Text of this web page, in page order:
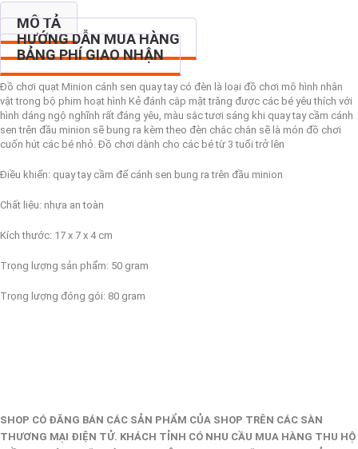
MÔ TẢ
HƯỚNG DẪN MUA HÀNG
BẢNG PHÍ GIAO NHẬN
Đồ chơi quạt Minion cánh sen quay tay có đèn là loại đồ chơi mô hình nhân
vật trong bộ phim hoạt hình Kẻ đánh cắp mặt trăng được các bé yêu thích với
hình dáng ngộ nghĩnh rất đáng yêu, màu sắc tươi sáng khi quay tay cầm cánh
sen trên đầu minion sẽ bung ra kèm theo đèn chắc chắn sẽ là món đồ chơi
cuốn hút các bé nhỏ. Đồ chơi dành cho các bé từ 3 tuổi trở lên
Điều khiển: quay tay cầm để cánh sen bung ra trên đầu minion
Chất liệu: nhựa an toàn
Kích thước: 17 x 7 x 4 cm
Trọng lượng sản phẩm: 50 gram
Trọng lượng đóng gói: 80 gram
SHOP CÓ ĐĂNG BÁN CÁC SẢN PHẨM CỦA SHOP TRÊN CÁC SÀN
THƯƠNG MẠI ĐIỆN TỬ. KHÁCH TỈNH CÓ NHU CẦU MUA HÀNG THU HỘ